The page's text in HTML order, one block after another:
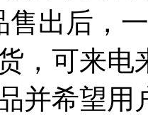
售出后，
，可来电
并希望用